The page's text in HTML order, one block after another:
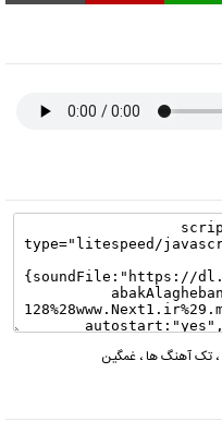
، تک آهنگ ها، غمگین